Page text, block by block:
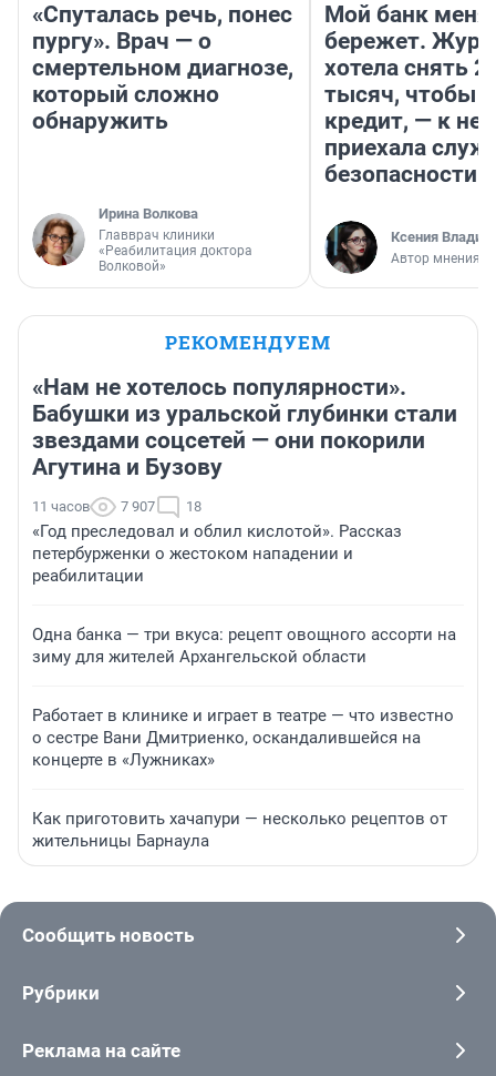
«Спуталась речь, понес
пургу». Врач — о
смертельном диагнозе,
который сложно
обнаружить
Ирина Волкова
Главврач клиники
«Реабилитация доктора
Волковой»
Мой банк меня
бережет.
хотела снять
тысяч, чтобы
кредит, — к
приехала
безопасности
Ксения
Автор мнения
РЕКОМЕНДУЕМ
«Нам не хотелось популярности».
Бабушки из уральской глубинки стали
звездами соцсетей — они покорили
Агутина и Бузову
11 часов 7 907 18
«Год преследовал и облил кислотой». Рассказ
петербурженки о жестоком нападении и
реабилитации
Одна банка — три вкуса: рецепт овощного ассорти на
зиму для жителей Архангельской области
Работает в клинике и играет в театре — что известно
о сестре Вани Дмитриенко, оскандалившейся на
концерте в «Лужниках»
Как приготовить хачапури — несколько рецептов от
жительницы Барнаула
Сообщить новость
Рубрики
Реклама на сайте